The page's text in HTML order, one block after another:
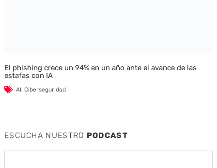
El phishing crece un 94% en un año ante el avance de las
estafas con IA
AI, Ciberseguridad
ESCUCHA NUESTRO PODCAST